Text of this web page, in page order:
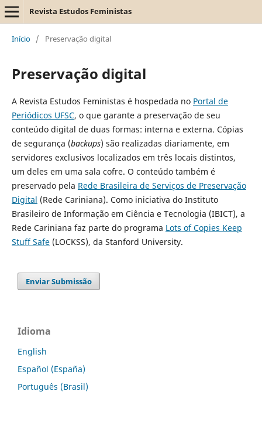
Revista Estudos Feministas
Início / Preservação digital
Preservação digital
A Revista Estudos Feministas é hospedada no Portal de
Periódicos UFSC, o que garante a preservação de seu
conteúdo digital de duas formas: interna e externa. Cópias
de segurança (backups) são realizadas diariamente, em
servidores exclusivos localizados em três locais distintos,
um deles em uma sala cofre. O conteúdo também é
preservado pela Rede Brasileira de Serviços de Preservação
Digital (Rede Cariniana). Como iniciativa do Instituto
Brasileiro de Informação em Ciência e Tecnologia (IBICT), a
Rede Cariniana faz parte do programa Lots of Copies Keep
Stuff Safe(LOCKSS), da Stanford University.
Enviar Submissão
Idioma
English
Español (España)
Português (Brasil)